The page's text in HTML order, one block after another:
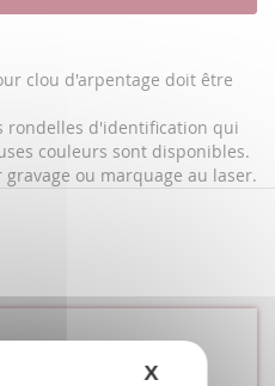
clou d'arpentage doit être
rondelles d'identification qui
couleurs sont disponibles.
ou marquage au laser.
XMasquer